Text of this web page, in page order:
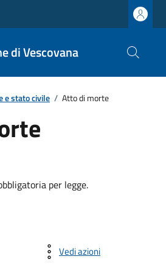
di Vescovana
e stato civile / Atto di morte
per legge.
Vedi azioni